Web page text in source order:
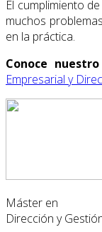
El cumplimiento
muchos
en la práctica.
Conoce nuestro
Empresarial y
Máster en
Dirección y